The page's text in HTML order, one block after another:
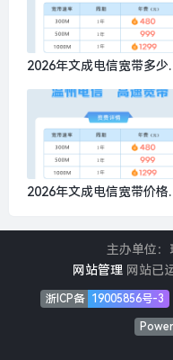
2026年文成电信宽带多少
2026年文成电信宽带价格
仅需1299元
主办单位
网站管理网站已
浙ICP备 19005856号-3